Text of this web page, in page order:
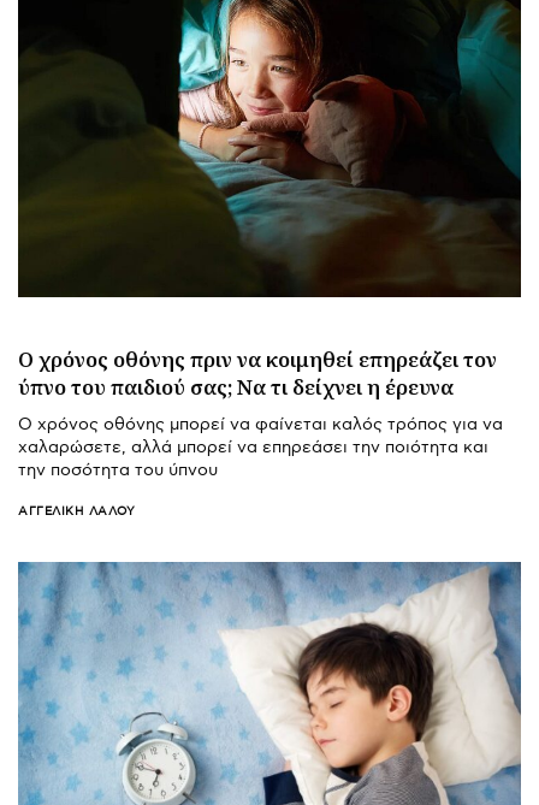
Ο χρόνος οθόνης πριν να κοιμηθεί επηρεάζει τον
ύπνο του παιδιού σας; Να τι δείχνει η έρευνα
Ο χρόνος οθόνης μπορεί να φαίνεται καλός τρόπος για να
χαλαρώσετε, αλλά μπορεί να επηρεάσει την ποιότητα και
την ποσότητα του ύπνου
ΑΓΓΕΛΙΚΉ ΛΆΛΟΥ